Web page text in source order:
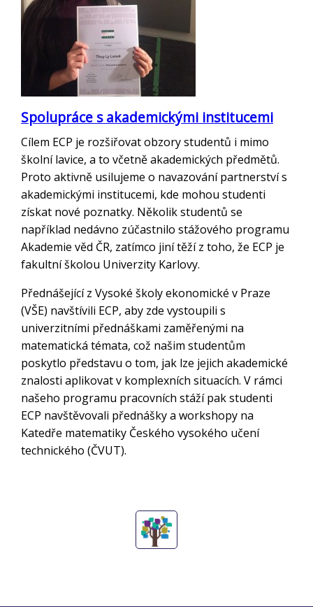
Spolupráce s akademickými institucemi
Cílem ECP je rozšiřovat obzory studentů i mimo
školní lavice, a to včetně akademických předmětů.
Proto aktivně usilujeme o navazování partnerství s
akademickými institucemi, kde mohou studenti
získat nové poznatky. Několik studentů se
například nedávno zúčastnilo stážového programu
Akademie věd ČR, zatímco jiní těží z toho, že ECP je
fakultní školou Univerzity Karlovy.
Přednášející z Vysoké školy ekonomické v Praze
(VŠE) navštívili ECP, aby zde vystoupili s
univerzitními přednáškami zaměřenými na
matematická témata, což našim studentům
poskytlo představu o tom, jak lze jejich akademické
znalosti aplikovat v komplexních situacích. V rámci
našeho programu pracovních stáží pak studenti
ECP navštěvovali přednášky a workshopy na
Katedře matematiky Českého vysokého učení
technického (ČVUT).